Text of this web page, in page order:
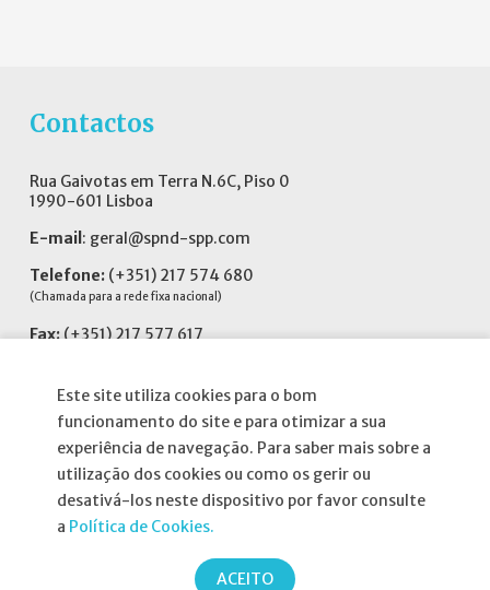
Este site utiliza cookies para o bom
funcionamento do site e para otimizar a sua
experiência de navegação. Para saber mais sobre a
utilização dos cookies ou como os gerir ou
desativá-los neste dispositivo por favor consulte
a Política de Cookies.
ACEITO
Contactos
Rua Gaivotas em Terra N.6C, Piso 0
1990-601 Lisboa
E-mail : geral@spnd-spp.com
Telefone: (+351) 217 574 680
(Chamada para a rede fixa nacional)
Fax:(+351) 217 577 617
Informações
Atribuição da Bolsa SPND